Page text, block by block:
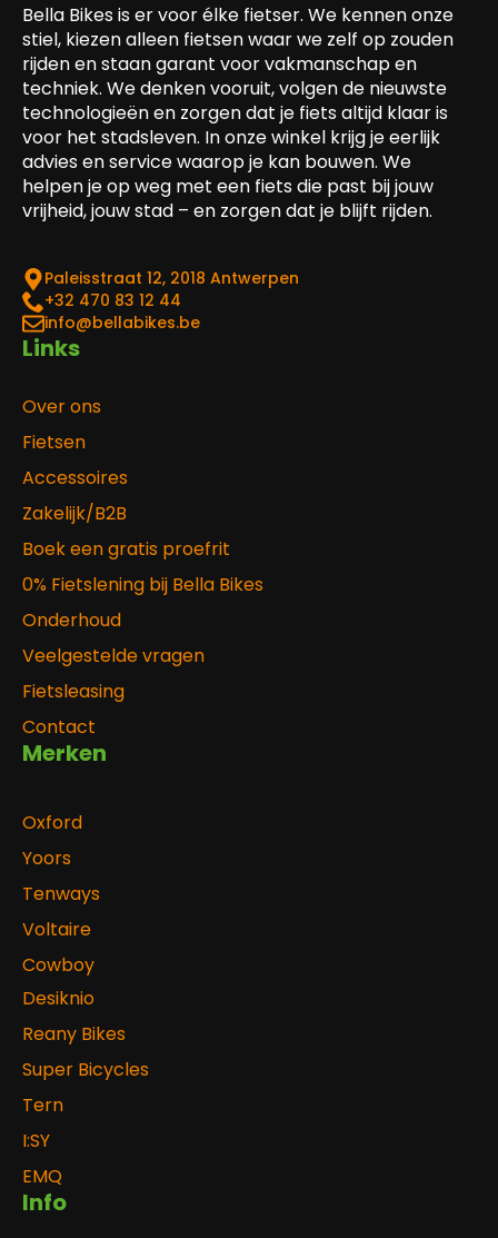
Bella Bikes is er voor élke fietser. We kennen onze
stiel, kiezen alleen fietsen waar we zelf op zouden
rijden en staan garant voor vakmanschap en
techniek. We denken vooruit, volgen de nieuwste
technologieën en zorgen dat je fiets altijd klaar is
voor het stadsleven. In onze winkel krijg je eerlijk
advies en service waarop je kan bouwen. We
helpen je op weg met een fiets die past bij jouw
vrijheid, jouw stad – en zorgen dat je blijft rijden.
Paleisstraat 12, 2018 Antwerpen
‎+32 470 83 12 44
info@bellabikes.be
Links
Over ons
Fietsen
Accessoires
Zakelijk/B2B
Boek een gratis proefrit
0% Fietslening bij Bella Bikes
Onderhoud
Veelgestelde vragen
Fietsleasing
Contact
Merken
Oxford
Yoors
Tenways
Voltaire
Cowboy
Desiknio
Reany Bikes
Super Bicycles
Tern
I:SY
EMQ
Info